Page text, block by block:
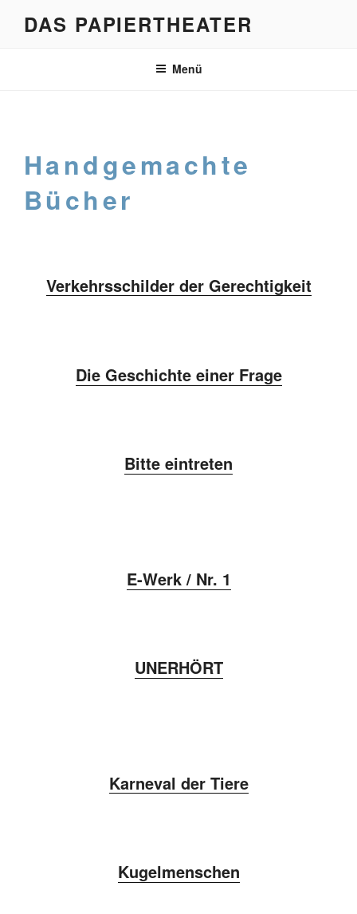
InhaltDAS PAPIERTHEATER
Menü
Handgemachte
Bücher
Verkehrsschilder der Gerechtigkeit
Die Geschichte einer Frage
Bitte eintreten
E-Werk / Nr. 1
UNERHÖRT
Karneval der Tiere
Kugelmenschen